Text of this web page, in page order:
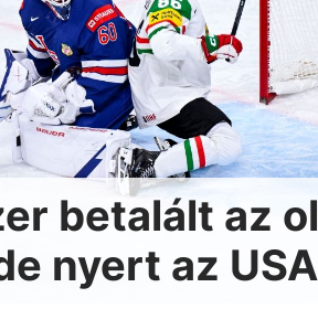
betalált az
nyert az